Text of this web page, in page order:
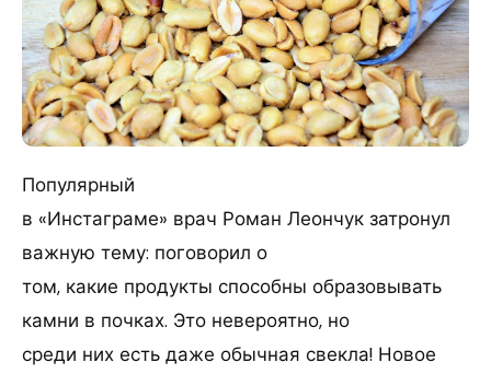
Популярный
в «Инстаграме» врач Роман Леончук затронул
важную тему: поговорил о
том, какие продукты способны образовывать
камни в почках. Это невероятно, но
среди них есть даже обычная свекла! Новое